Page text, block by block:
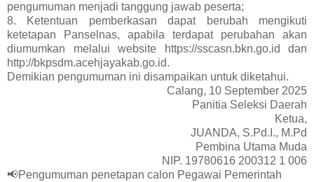
pengumuman menjadi tanggung jawab peserta;
8. Ketentuan pemberkasan dapat berubah mengikuti
ketetapan Panselnas, apabila terdapat perubahan akan
diumumkan melalui website https://sscasn.bkn.go.id dan
http://bkpsdm.acehjayakab.go.id.
Demikian pengumuman ini disampaikan untuk diketahui.
Calang, 10 September 2025
Panitia Seleksi Daerah
Ketua,
JUANDA, S.Pd.I., M.Pd
Pembina Utama Muda
NIP. 19780616 200312 1 006
📢Pengumuman penetapan calon Pegawai Pemerintah